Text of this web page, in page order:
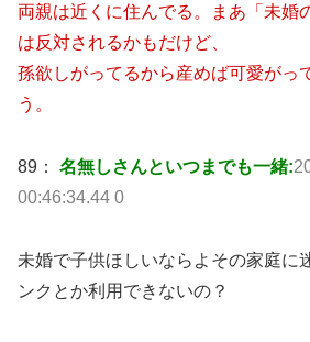
両親は近くに住んでる。まあ「未婚
は反対されるかもだけど、
孫欲しがってるから産めば可愛がっ
う。
89： 名無しさんといつまでも一緒:
00:46:34.44 0
未婚で子供ほしいならよその家庭に
ンクとか利用できないの？